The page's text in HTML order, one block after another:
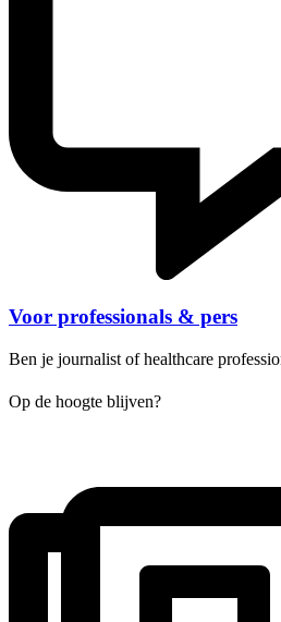
Voor professionals & pers
Ben je journalist of healthcare
Op de hoogte blijven?